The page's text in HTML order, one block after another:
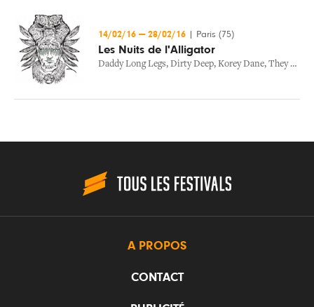
14/02/16 — 28/02/16 Paris (75)
Les Nuits de l'Alligator
Daddy Long Legs, Dirty Deep, Korey Dane, They Call Me Rico
A PROPOS
CONTACT